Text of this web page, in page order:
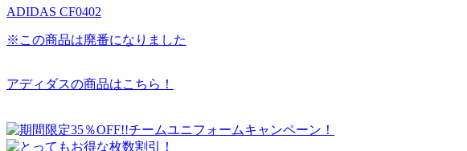
ADIDAS CF0402
※この商品は廃番になりました
アディダスの商品はこちら！